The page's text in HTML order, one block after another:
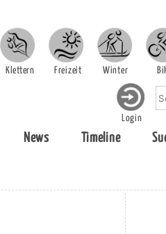
Klettern Freizeit Winter
Login
News Timeline